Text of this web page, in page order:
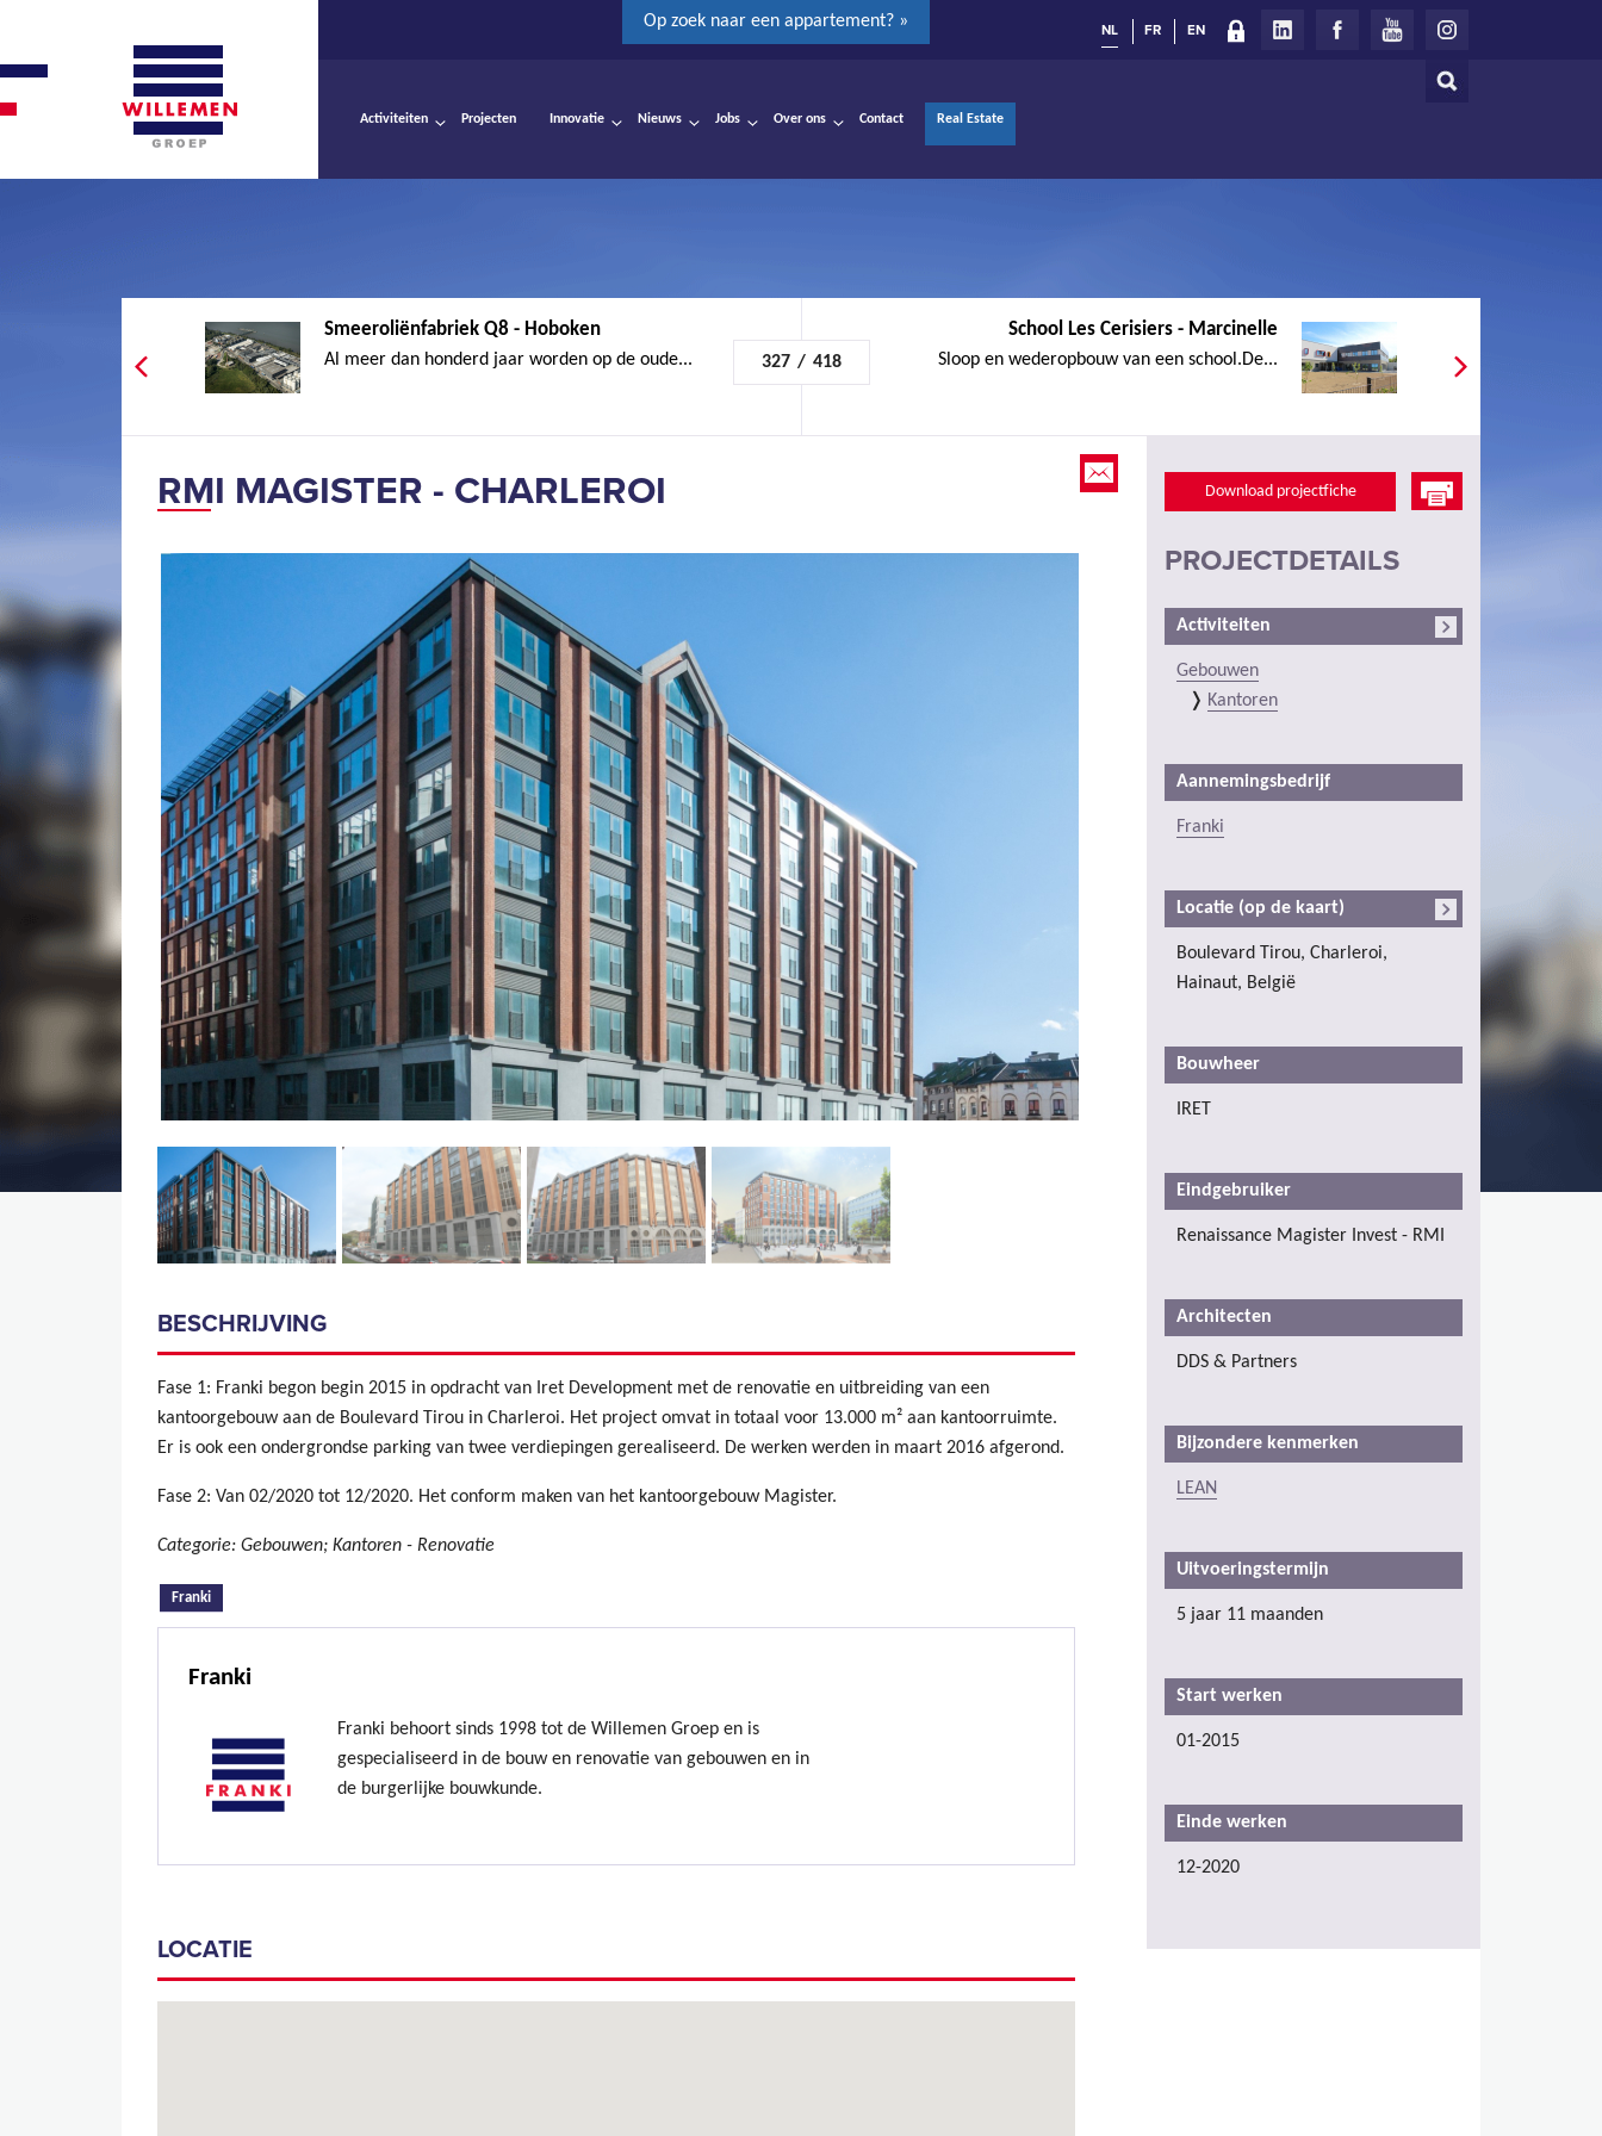
Op zoek naar een appartement? »
Zoeken
NL FR EN
Activiteiten Projecten Innovatie Nieuws Jobs Over ons Contact Real Estate
Smeeroliënfabriek Q8 - Hoboken
Al meer dan honderd jaar worden op de oude... 327 / 418
School Les Cerisiers - Marcinelle
Sloop en wederopbouw van een school.De...
RMI MAGISTER - CHARLEROI
BESCHRIJVING
Fase 1: Franki begon begin 2015 in opdracht van Iret Development met de renovatie en uitbreiding van een
kantoorgebouw aan de Boulevard Tirou in Charleroi. Het project omvat in totaal voor 13.000 m² aan kantoorruimte.
Er is ook een ondergrondse parking van twee verdiepingen gerealiseerd. De werken werden in maart 2016 afgerond.
Fase 2: Van 02/2020 tot 12/2020. Het conform maken van het kantoorgebouw Magister.
Categorie: Gebouwen; Kantoren - Renovatie
Franki
Franki
Franki behoort sinds 1998 tot de Willemen Groep en is
gespecialiseerd in de bouw en renovatie van gebouwen en in
de burgerlijke bouwkunde.
LOCATIE
Download projectfiche
PROJECTDETAILS
Activiteiten
Gebouwen
Kantoren
Aannemingsbedrijf
Franki
Locatie (op de kaart)
Boulevard Tirou, Charleroi,
Hainaut, België
Bouwheer
IRET
Eindgebruiker
Renaissance Magister Invest - RMI
Architecten
DDS & Partners
Bijzondere kenmerken
LEAN
Uitvoeringstermijn
5 jaar 11 maanden
Start werken
01-2015
Einde werken
12-2020